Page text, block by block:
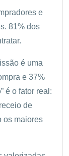
e
81% dos
é uma
e 37%
é o fator real:
de
os maiores